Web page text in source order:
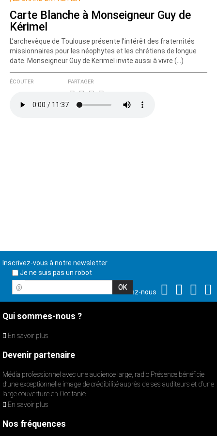
Carte Blanche à Monseigneur Guy de
Kérimel
L’archevêque de Toulouse présente l’intérêt des fraternités
missionnaires pour les néophytes et les chrétiens de longue
date. Monseigneur Guy de Kerimel invite aussi à vivre (…)
ÉCOUTER PARTAGER
Inscrivez-vous à notre newsletter
Je ne suis pas un robot
@
Suivez-nous
Qui sommes-nous ?
En savoir plus
Devenir partenaire
Média professionnel avec une audience large, radio Présence bénéficie
d’une exceptionnelle image de crédibilité auprès de ses auditeurs et d’une
large couverture en Occitanie.
En savoir plus
Nos fréquences